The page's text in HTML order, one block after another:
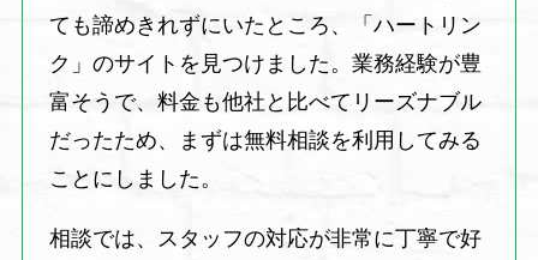
ても諦めきれずにいたところ、「ハートリン
ク」のサイトを見つけました。業務経験が豊
富そうで、料金も他社と比べてリーズナブル
だったため、まずは無料相談を利用してみる
ことにしました。
相談では、スタッフの対応が非常に丁寧で好